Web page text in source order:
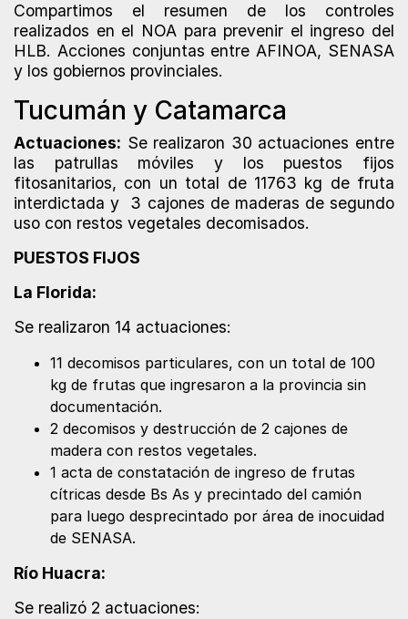
Compartimos el resumen de los controles
realizados en el NOA para prevenir el ingreso del
HLB. Acciones conjuntas entre AFINOA, SENASA
y los gobiernos provinciales.
Tucumán y Catamarca
Actuaciones: Se realizaron 30 actuaciones entre
las patrullas móviles y los puestos fijos
fitosanitarios, con un total de 11763 kg de fruta
interdictada y 3 cajones de maderas de segundo
uso con restos vegetales decomisados.
PUESTOS FIJOS
La Florida:
Se realizaron 14 actuaciones:
11 decomisos particulares, con un total de 100
kg de frutas que ingresaron a la provincia sin
documentación.
2 decomisos y destrucción de 2 cajones de
madera con restos vegetales.
1 acta de constatación de ingreso de frutas
cítricas desde Bs As y precintado del camión
para luego desprecintado por área de inocuidad
de SENASA.
Río Huacra:
Se realizó 2 actuaciones: